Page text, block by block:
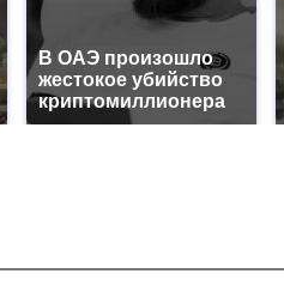
В ОАЭ произошло
жестокое убийство
криптомиллионера